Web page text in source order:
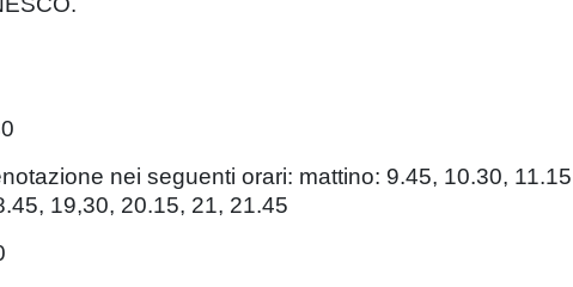
nei seguenti orari: mattino: 9.45, 10.30,
19,30, 20.15, 21, 21.45